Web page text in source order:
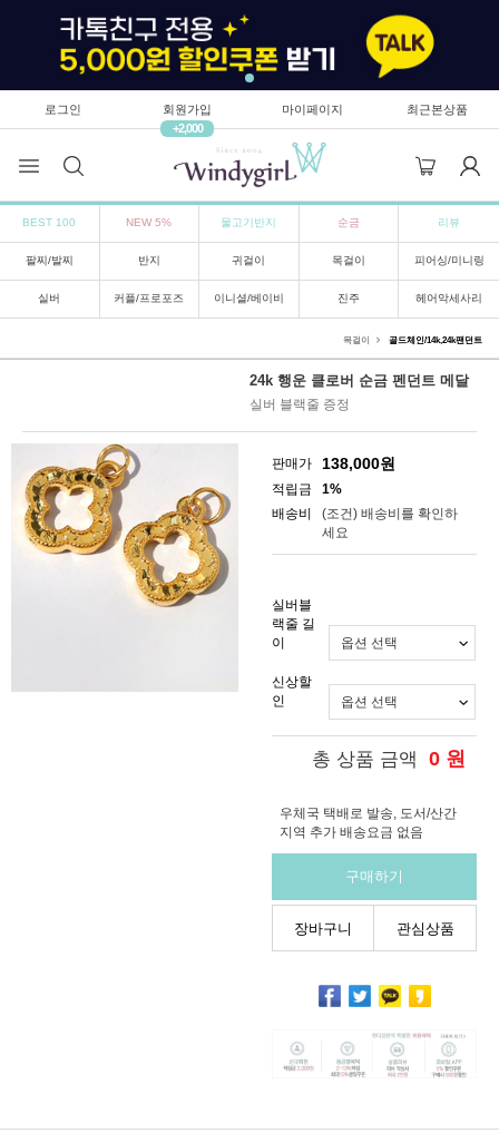
로그인
회원가입
+2,000
마이페이지 최근본상품
BEST 100 NEW 5% 물고기반지 순금 리뷰
팔찌/발찌 반지 귀걸이 목걸이 피어싱/미니링
실버 커플/프로포즈 이니셜/베이비 진주 헤어악세사리
목걸이 골드체인/14k,24k팬던트
24k 행운 클로버 순금 펜던트 메달
실버 블랙줄 증정
판매가 138,000원
적립금
1%
배송비
(조건) 배송비를 확인하
세요
실버블
랙줄 길
이
신상할
인
총 상품 금액 0 원
우체국 택배로 발송, 도서/산간
지역 추가 배송요금 없음
구매하기
장바구니 관심상품